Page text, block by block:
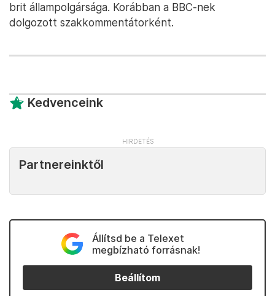
brit állampolgársága. Korábban a BBC-nek
dolgozott szakkommentátorként.
Kedvenceink
Partnereinktől
Állítsd be a Telexet
megbízható forrásnak!
Beállítom